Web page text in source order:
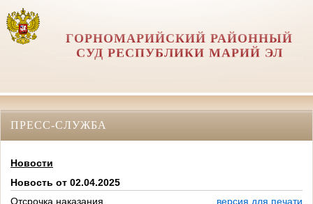
ГОРНОМАРИЙСКИЙ РАЙОННЫЙ
СУД РЕСПУБЛИКИ МАРИЙ ЭЛ
ПРЕСС-СЛУЖБА
Новости
Новость от 02.04.2025
Отсрочка наказания
версия для печати